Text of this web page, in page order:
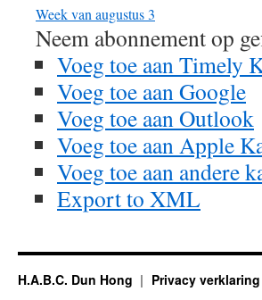
Week van augustus 3
Neem abonnement op
Voeg toe aan Timely
Voeg toe aan Google
Voeg toe aan Outlook
Voeg toe aan Apple
Voeg toe aan andere
Export to XML
H.A.B.C. Dun Hong Privacy verklaring